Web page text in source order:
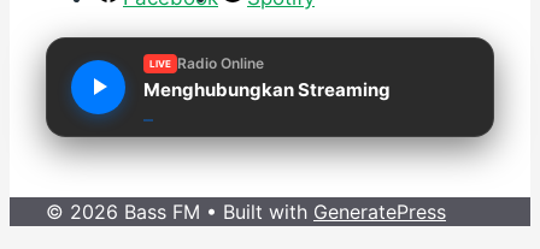
LIVE Radio Online
Menghubungkan Streaming
© 2026 Bass FM • Built with GeneratePress